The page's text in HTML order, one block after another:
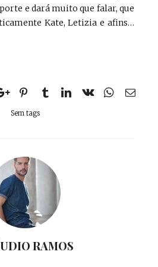
e dará muito que falar, que
Kate, Letizia e afins…
Sem tags
RAMOS